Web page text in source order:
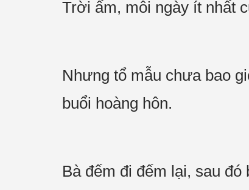
Trời ấm, mỗi ngày ít nhất
Nhưng tổ mẫu chưa bao
buổi hoàng hôn.
Bà đếm đi đếm lại, sau